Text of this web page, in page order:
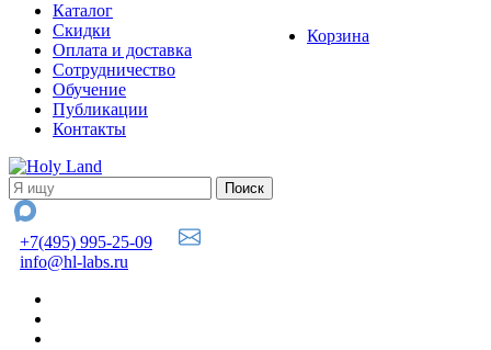
Корзина
Каталог
Скидки
Оплата и доставка
Сотрудничество
Обучение
Публикации
Контакты
+7(495) 995-25-09
info@hl-labs.ru